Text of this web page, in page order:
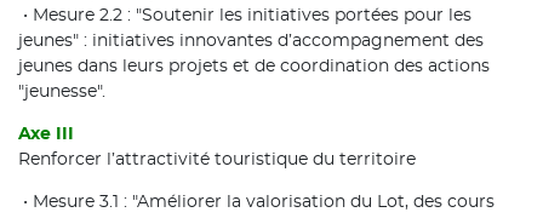
• Mesure 2.2 : "Soutenir les initiatives portées pour les
jeunes" : initiatives innovantes d’accompagnement des
jeunes dans leurs projets et de coordination des actions
"jeunesse".
Axe III
Renforcer l’attractivité touristique du territoire
• Mesure 3.1 : "Améliorer la valorisation du Lot, des cours